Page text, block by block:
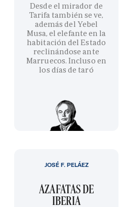
Desde el mirador de
Tarifa también se ve,
además del Yebel
Musa, el elefante en la
habitación del Estado
reclinándose ante
Marruecos. Incluso en
los días de taró
AZAFATAS DE
IBERIA
JOSÉ F. PELÁEZ